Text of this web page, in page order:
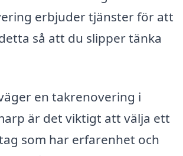
erbjuder tjänster för att
så att du slipper tänka
en takrenovering i
är det viktigt att välja ett
som har erfarenhet och